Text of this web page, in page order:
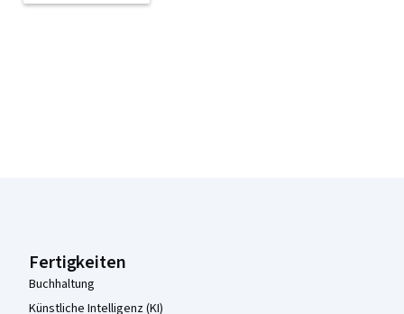
Fertigkeiten
Buchhaltung
Künstliche Intelligenz (KI)